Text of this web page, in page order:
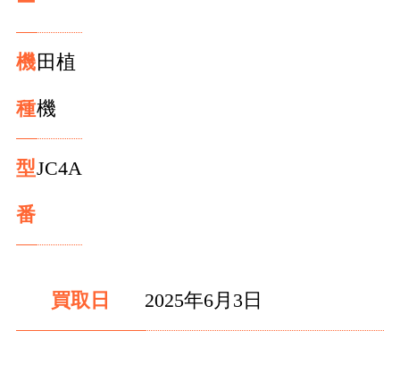
機
種
田植
機
型
番
JC4A
買取日 2025年6月3日